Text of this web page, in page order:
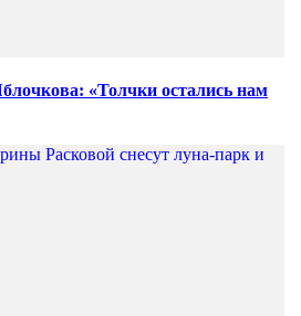
«Толчки остались нам